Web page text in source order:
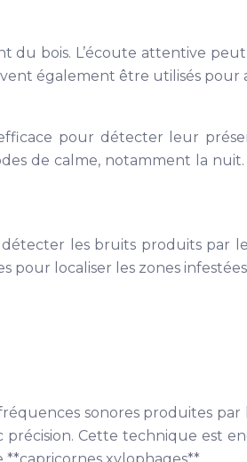
du bois. L’écoute attentive
également être utilisés
pour détecter leur
de calme, notamment la
les bruits produits par
localiser les zones
sonores produites
Cette technique est